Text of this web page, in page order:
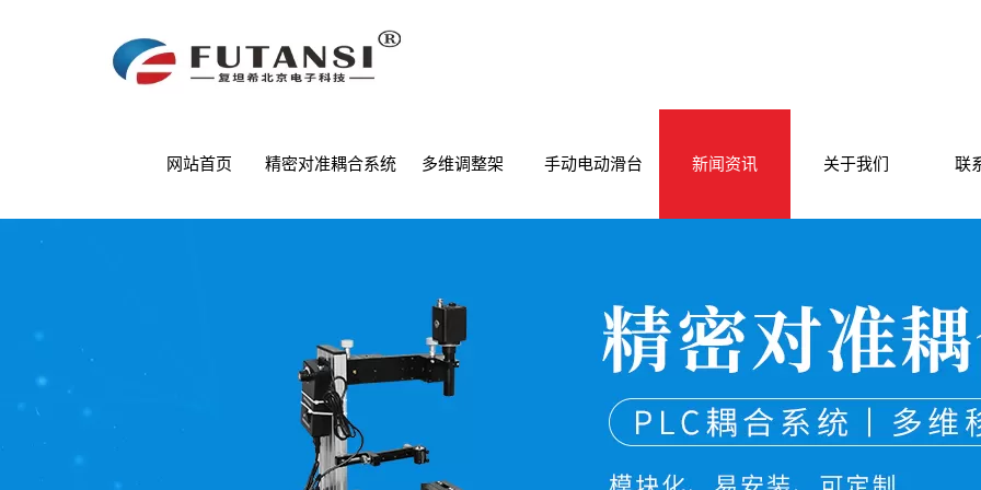
网站首页 精密对准耦合系统 多维调整架 手动电动滑台 新闻资讯 关于我们 联